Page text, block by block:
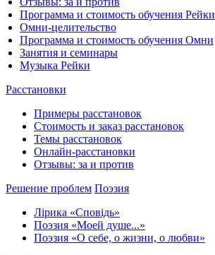
Программа и стоимость обучения Рейки
Омни-целительство
Программа и стоимость обучения Омни
Занятия и семинары
Музыка Рейки
Расстановки
Примеры расстановок
Стоимость и заказ расстановок
Темы расстановок
Онлайн-расстановки
Отзывы: за и против
Решение проблем Поэзия
Лірика «Сповідь»
Поэзия «Моей душе...»
Поэзия «О себе, о жизни, о любви»